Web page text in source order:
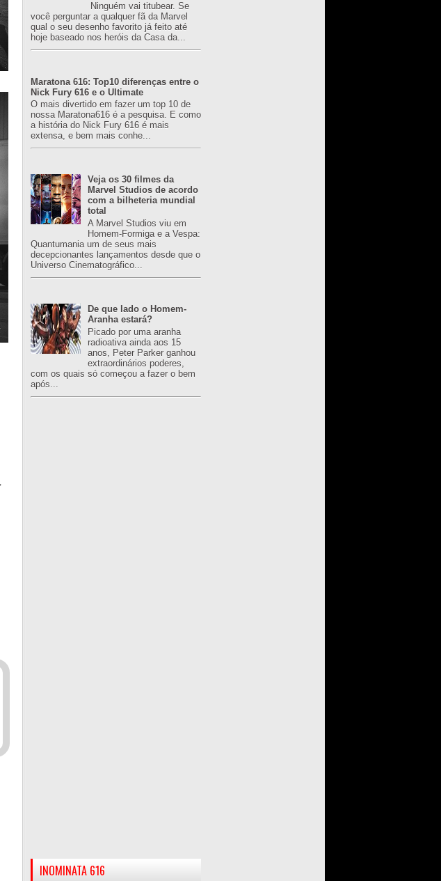
Ninguém vai titubear. Se
você perguntar a qualquer fã da Marvel
qual o seu desenho favorito já feito até
hoje baseado nos heróis da Casa da...
Maratona 616: Top10 diferenças entre o
Nick Fury 616 e o Ultimate
O mais divertido em fazer um top 10 de
nossa Maratona616 é a pesquisa. E como
a história do Nick Fury 616 é mais
extensa, e bem mais conhe...
Veja os 30 filmes da
Marvel Studios de acordo
com a bilheteria mundial
total
A Marvel Studios viu em
Homem-Formiga e a Vespa:
Quantumania um de seus mais
decepcionantes lançamentos desde que o
Universo Cinematográfico...
De que lado o Homem-
Aranha estará?
Picado por uma aranha
radioativa ainda aos 15
anos, Peter Parker ganhou
extraordinários poderes,
com os quais só começou a fazer o bem
após...
INOMINATA 616